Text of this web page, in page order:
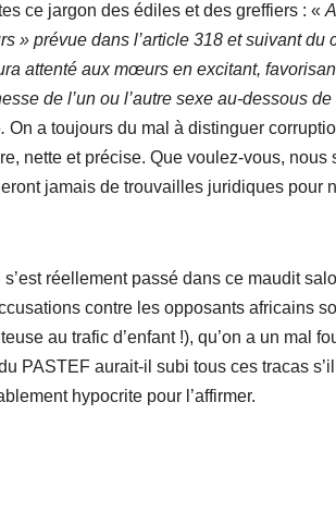
ce jargon des édiles et des greffiers : «
» prévue dans l’article 318 et suivant
attenté aux mœurs en excitant,
de l’un ou l’autre sexe au-dessous
On a toujours du mal à distinguer
nette et précise. Que voulez-vous,
jamais de trouvailles juridiques pour
réellement passé dans ce maudit
contre les opposants africains
au trafic d’enfant !), qu’on a un mal
PASTEF aurait-il subi tous ces tracas
hypocrite pour l’affirmer.